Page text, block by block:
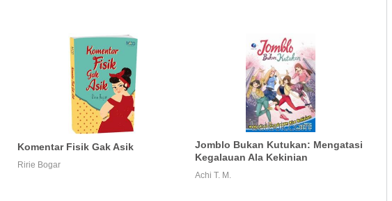
Komentar Fisik Gak Asik
Ririe Bogar
Jomblo Bukan Kutukan: Mengatasi
Kegalauan Ala Kekinian
Achi T. M.